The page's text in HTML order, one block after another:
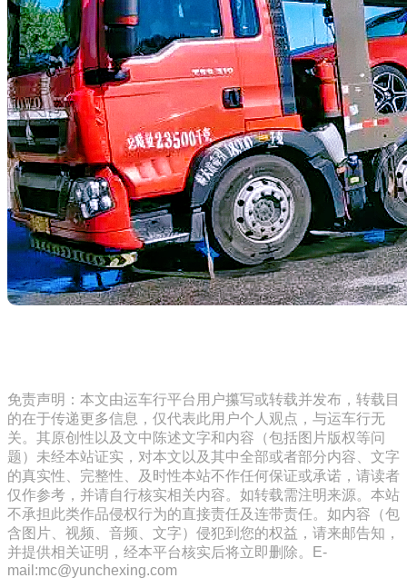
免责声明：本文由运车行平台用户攥写或转载并发布，转载目
的在于传递更多信息，仅代表此用户个人观点，与运车行无
关。其原创性以及文中陈述文字和内容（包括图片版权等问
题）未经本站证实，对本文以及其中全部或者部分内容、文字
的真实性、完整性、及时性本站不作任何保证或承诺，请读者
仅作参考，并请自行核实相关内容。如转载需注明来源。本站
不承担此类作品侵权行为的直接责任及连带责任。如内容（包
含图片、视频、音频、文字）侵犯到您的权益，请来邮告知，
并提供相关证明，经本平台核实后将立即删除。E-
mail:mc@yunchexing.com